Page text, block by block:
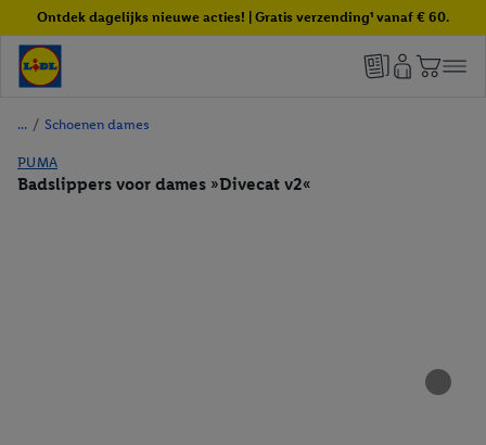
Ontdek dagelijks nieuwe acties! | Gratis verzending¹ vanaf € 60.
/ Schoenen dames
PUMA
Badslippers voor dames »Divecat v2«